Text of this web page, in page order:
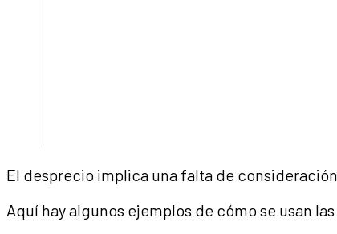
El desprecio implica una falta de
Aquí hay algunos ejemplos de cómo se usan